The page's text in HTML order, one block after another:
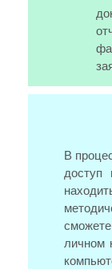
В
доступ
личном